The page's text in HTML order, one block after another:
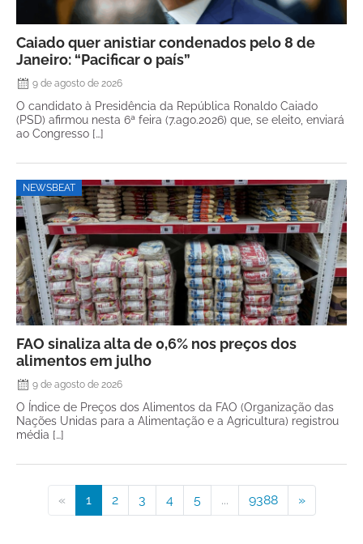
Caiado quer anistiar condenados pelo 8 de
Janeiro: “Pacificar o país”
9 de agosto de 2026
O candidato à Presidência da República Ronaldo Caiado
(PSD) afirmou nesta 6ª feira (7.ago.2026) que, se eleito, enviará
ao Congresso […]
NEWSBEAT
FAO sinaliza alta de 0,6% nos preços dos
alimentos em julho
9 de agosto de 2026
O Índice de Preços dos Alimentos da FAO (Organização das
Nações Unidas para a Alimentação e a Agricultura) registrou
média […]
« 1 2 3 4 5 ... 9388 »